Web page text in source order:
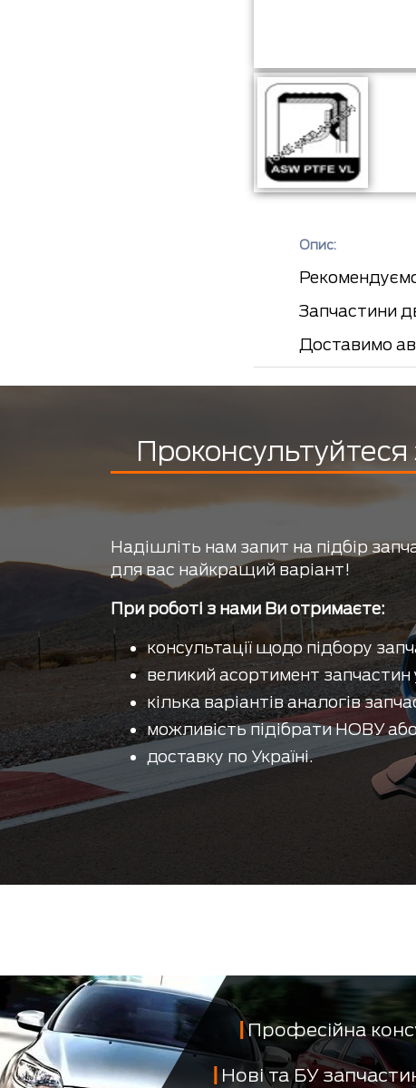
Опис:
Запчастини
Доставимо
Надішліть нам запит на підбір
для вас найкращий варіант!
При роботі з нами Ви отримаєте:
консультації щодо підбору
великий асортимент запчастин
кілька варіантів аналогів
можливість підібрати НОВУ
доставку по Україні.
Професійна
Нові та БУ